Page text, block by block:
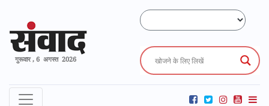
गुरूवार , 6 अगस्त 2026